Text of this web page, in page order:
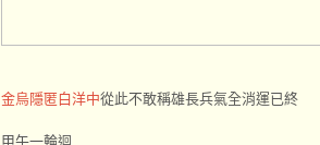
金烏隱匿白洋中從此不敢稱雄長兵氣全消運已終
甲午一輪迴